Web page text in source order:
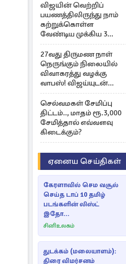
விஜயின் வெற்றிப்
பயணத்திலிருந்து நாம்
கற்றுக்கொள்ள
வேண்டிய முக்கிய 3
விடயங்கள்!
27வது திருமண நாள்
நெருங்கும் நிலையில்
விவாகரத்து வழக்கு
வாபஸ்! விஜய்யுடன்
மீண்டும் இணைவாரா?
செல்வமகள் சேமிப்பு
திட்டம்.., மாதம் ரூ.3,000
சேமித்தால் எவ்வளவு
கிடைக்கும்?
ஏனைய செய்திகள்
கேரளாவில் செம வசூல்
செய்த டாப் 10 தமிழ்
படங்களின் லிஸ்ட்
இதோ...
சினிஉலகம்
துடக்கம் (மலையாளம்):
திரை விமர்சனம்